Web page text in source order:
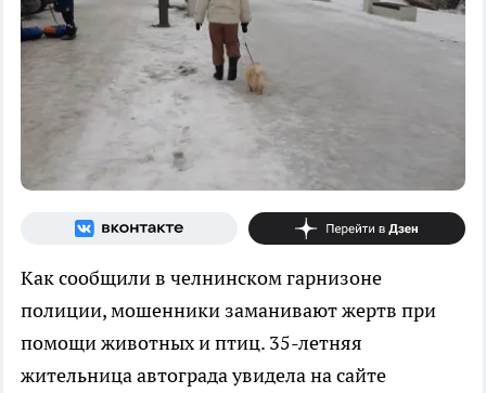
Как сообщили в челнинском гарнизоне
полиции, мошенники заманивают жертв при
помощи животных и птиц. 35-летняя
жительница автограда увидела на сайте